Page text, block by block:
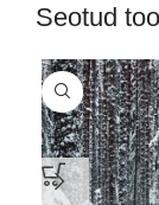
Seotud